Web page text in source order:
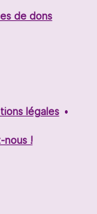
de dons
légales
nous !